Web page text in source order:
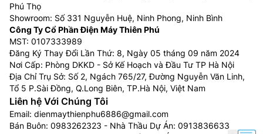
Phú Thọ
Showroom: Số 331 Nguyễn Huệ, Ninh Phong, Ninh Bình
Công Ty Cổ Phần Điện Máy Thiên Phú
MST: 0107333989
Đăng Ký Thay Đổi Lần Thứ: 8, Ngày 05 tháng 09 năm 2024
Nơi Cấp: Phòng DKKD - Sở Kế Hoạch và Đầu Tư TP Hà Nội
Địa Chỉ Trụ Sở: Số 2, Ngách 765/27, Đường Nguyễn Văn Linh,
Tổ 5 P.Sài Đồng, Q.Long Biên, TP.Hà Nội, Việt Nam
Liên hệ Với Chúng Tôi
Email: dienmaythienphu6886@gmail.com
Bán Buôn: 0983262323 - Nhà Thầu Dự Án: 0913836633